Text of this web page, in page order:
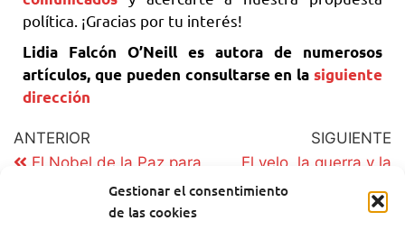
Gestionar el consentimiento
de las cookies
política. ¡Gracias por tu interés!
Lidia Falcón O’Neill es autora de numerosos
artículos, que pueden consultarse en la siguiente
dirección
ANTERIOR
El Nobel de la Paz para
la Oil Petroleum
SIGUIENTE
El velo, la guerra y la
táctica del poder